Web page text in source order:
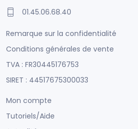
01.45.06.68.40
Remarque sur la confidentialité
Conditions générales de vente
TVA : FR30445176753
SIRET : 44517675300033
Mon compte
Tutoriels/Aide